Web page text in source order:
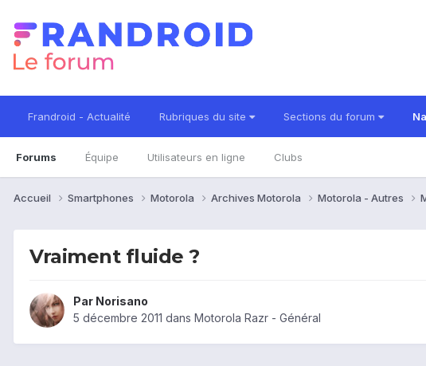
Frandroid - Actualité Rubriques du site Sections du forum
Forums Équipe Utilisateurs en ligne Clubs
Accueil Smartphones Motorola Archives Motorola Motorola - Autres
Vraiment fluide ?
Par Norisano
5 décembre 2011 dans Motorola Razr - Général